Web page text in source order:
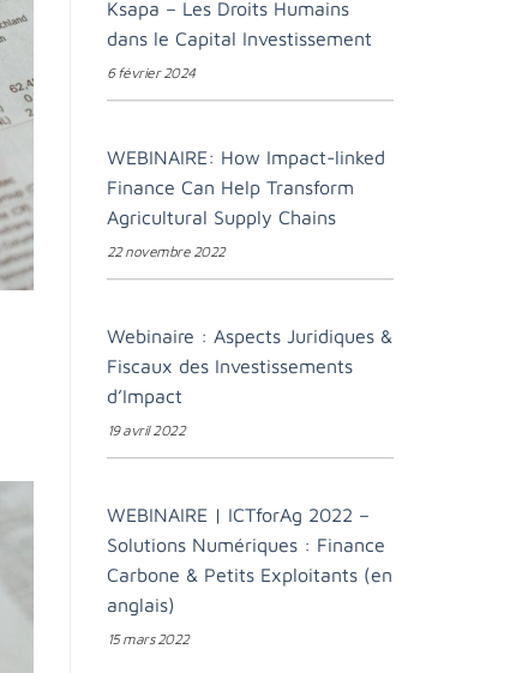
Ksapa – Les Droits Humains
dans le Capital Investissement
6 février 2024
WEBINAIRE: How Impact-linked
Finance Can Help Transform
Agricultural Supply Chains
22 novembre 2022
Webinaire : Aspects Juridiques &
Fiscaux des Investissements
d’Impact
19 avril 2022
WEBINAIRE | ICTforAg 2022 –
Solutions Numériques : Finance
Carbone & Petits Exploitants (en
anglais)
15 mars 2022